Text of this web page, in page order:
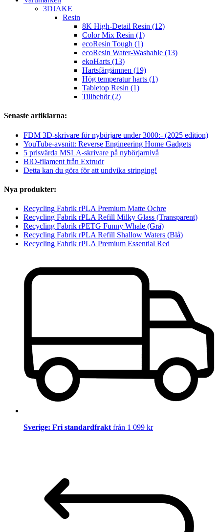
3DJAKE
Resin
8K High-Detail Resin (12)
Color Mix Resin (1)
ecoResin Tough (1)
ecoResin Water-Washable (13)
ekoHarts (13)
Hartsfärgämnen (19)
Hög temperatur harts (1)
Tabletop Resin (1)
Tillbehör (2)
Senaste artiklarna:
FDM 3D-skrivare för nybörjare under 3000:- (2025 edition)
YouTube-avsnitt: Reverse Engineering Home Gadgets
5 prisvärda MSLA-skrivare på nybörjarnivå
BIO-filament från Extrudr
Detta kan du göra för att undvika stringing!
Nya produkter:
Recycling Fabrik rPLA Premium Matte Ochre
Recycling Fabrik rPLA Refill Milky Glass (Transparent)
Recycling Fabrik rPETG Funny Whale (Grå)
Recycling Fabrik rPLA Refill Shallow Waters (Blå)
Recycling Fabrik rPLA Premium Essential Red
Sverige: Fri standardfrakt från 1 099 kr